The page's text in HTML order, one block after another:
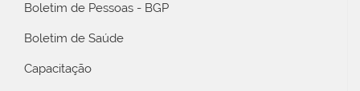
Boletim de Pessoas - BGP
Boletim de Saúde
Capacitação